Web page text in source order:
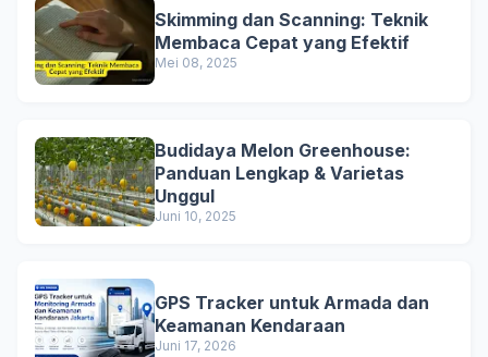
Skimming dan Scanning: Teknik
Membaca Cepat yang Efektif
Mei 08, 2025
Budidaya Melon Greenhouse:
Panduan Lengkap & Varietas
Unggul
Juni 10, 2025
GPS Tracker untuk Armada dan
Keamanan Kendaraan
Juni 17, 2026